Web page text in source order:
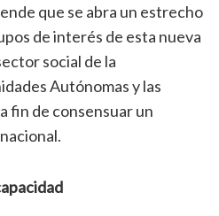
que se abra un estrecho
de interés de esta nueva
social de la
Autónomas y las
fin de consensuar un